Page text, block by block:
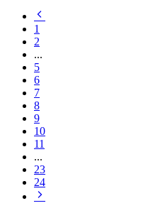
1
2
...
5
6
7
8
9
10
11
...
23
24